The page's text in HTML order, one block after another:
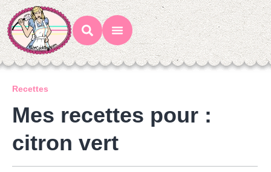
Recettes
Mes recettes pour :
citron vert